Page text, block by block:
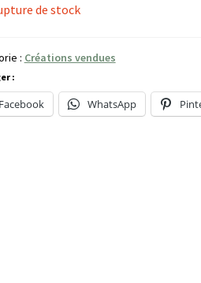
de stock
: Créations vendues
:
Facebook WhatsApp